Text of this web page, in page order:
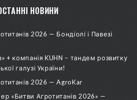
НОВИНИ
2026 — Бондіолі і Павезі
+ компанія KUHN – тандем розвитку
галузі України!
2026 — AgroKar
«Битви Агротитанів 2026» —